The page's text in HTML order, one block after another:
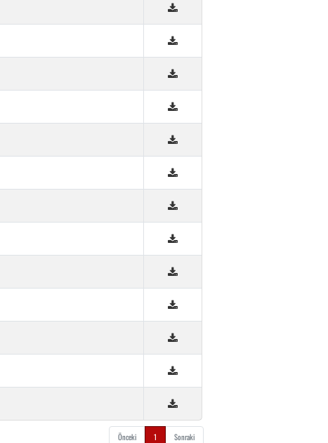
Önceki 1 Sonraki